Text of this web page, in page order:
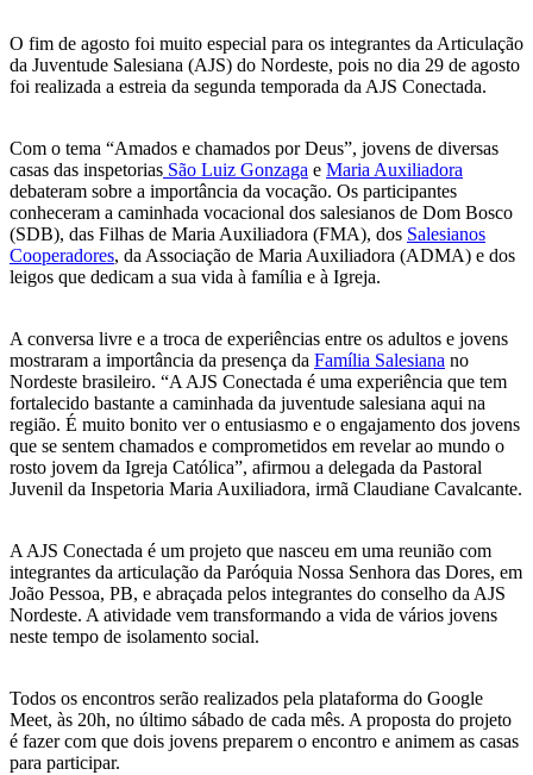
O fim de agosto foi muito especial para os integrantes da Articulação
da Juventude Salesiana (AJS) do Nordeste, pois no dia 29 de agosto
foi realizada a estreia da segunda temporada da AJS Conectada.
Com o tema “Amados e chamados por Deus”, jovens de diversas
casas das inspetorias São Luiz Gonzaga e Maria Auxiliadora
debateram sobre a importância da vocação. Os participantes
conheceram a caminhada vocacional dos salesianos de Dom Bosco
(SDB), das Filhas de Maria Auxiliadora (FMA), dos Salesianos
Cooperadores, da Associação de Maria Auxiliadora (ADMA) e dos
leigos que dedicam a sua vida à família e à Igreja.
A conversa livre e a troca de experiências entre os adultos e jovens
mostraram a importância da presença da Família Salesiana no
Nordeste brasileiro. “A AJS Conectada é uma experiência que tem
fortalecido bastante a caminhada da juventude salesiana aqui na
região. É muito bonito ver o entusiasmo e o engajamento dos jovens
que se sentem chamados e comprometidos em revelar ao mundo o
rosto jovem da Igreja Católica”, afirmou a delegada da Pastoral
Juvenil da Inspetoria Maria Auxiliadora, irmã Claudiane Cavalcante.
A AJS Conectada é um projeto que nasceu em uma reunião com
integrantes da articulação da Paróquia Nossa Senhora das Dores, em
João Pessoa, PB, e abraçada pelos integrantes do conselho da AJS
Nordeste. A atividade vem transformando a vida de vários jovens
neste tempo de isolamento social.
Todos os encontros serão realizados pela plataforma do Google
Meet, às 20h, no último sábado de cada mês. A proposta do projeto
é fazer com que dois jovens preparem o encontro e animem as casas
para participar.